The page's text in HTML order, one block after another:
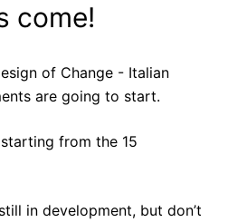
come!
of Change - Italian
are going to start.
from the 15
in development, but don’t